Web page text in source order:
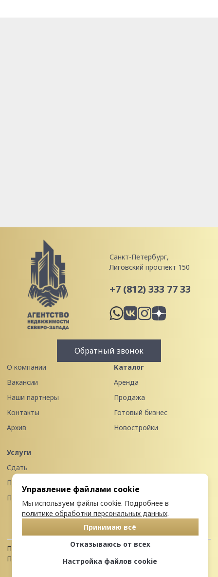
Санкт-Петербург,
Лиговский проспект 150
+7 (812) 333 77 33
Обратный звонок
О компании
Вакансии
Наши партнеры
Контакты
Архив
Каталог
Аренда
Продажа
Готовый бизнес
Новостройки
Услуги
Сдать
Продать
Передать в управление
Политика конфиденциальности
Пользовательское соглашение
Управление файлами cookie
Мы используем файлы cookie. Подробнее в
политике обработки персональных данных.
Принимаю всё
Отказываюсь от всех
Настройка файлов cookie